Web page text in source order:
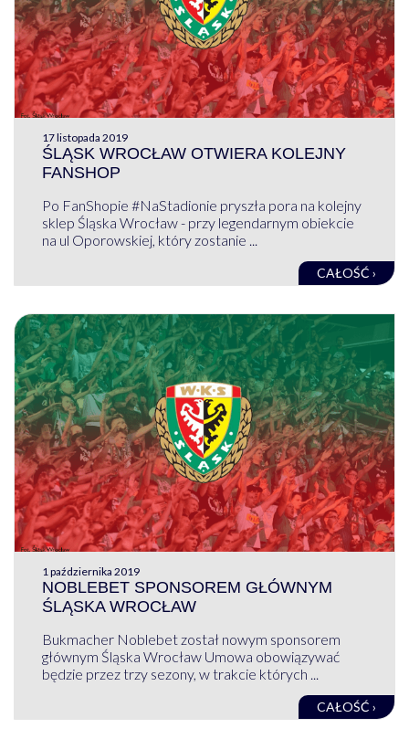
17 listopada 2019
ŚLĄSK WROCŁAW OTWIERA KOLEJNY
FANSHOP
Po FanShopie #NaStadionie pryszła pora na kolejny
sklep Śląska Wrocław - przy legendarnym obiekcie
na ul Oporowskiej, który zostanie ...
CAŁOŚĆ ›
1 października 2019
NOBLEBET SPONSOREM GŁÓWNYM
ŚLĄSKA WROCŁAW
Bukmacher Noblebet został nowym sponsorem
głównym Śląska Wrocław Umowa obowiązywać
będzie przez trzy sezony, w trakcie których ...
CAŁOŚĆ ›